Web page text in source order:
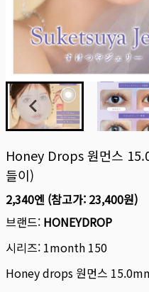
Honey Drops 원먼스
들이)
2,340엔 (참고가: 23,400원)
브랜드: HONEYDROP
시리즈: 1month 150
Honey drops 원먼스